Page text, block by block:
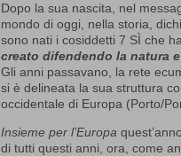
Dopo la sua nascita, nel
mondo di oggi, nella storia,
sono nati i cosiddetti 7 SÌ che
creato difendendo la natura
Gli anni passavano, la rete
si è delineata la sua struttura
occidentale di Europa (Porto/
Insieme per l’Europa
di tutti questi anni, ora, come